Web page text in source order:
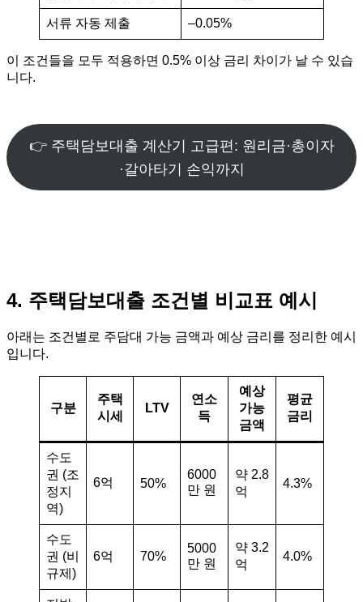
서류 자동 제출 –0.05%
이 조건들을 모두 적용하면 0.5% 이상 금리 차이가 날 수 있습
니다.
👉 주택담보대출 계산기 고급편: 원리금·총이자
·갈아타기 손익까지
4. 주택담보대출 조건별 비교표 예시
아래는 조건별로 주담대 가능 금액과 예상 금리를 정리한 예시
입니다.
구분
주택
시세
LTV
연소
득
예상
가능
금액
평균
금리
수도
권 (조
정지
역)
6억 50%
6000
만 원
약 2.8
억
4.3%
수도
권 (비
규제)
6억 70%
5000
만 원
약 3.2
억
4.0%